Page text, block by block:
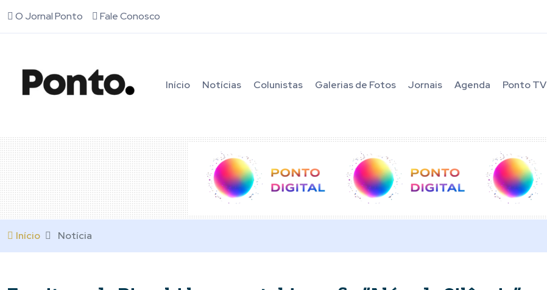
O Jornal Ponto Fale Conosco
Início Notícias Colunistas Galerias de Fotos Jornais Agenda Ponto TV
Início Notícia